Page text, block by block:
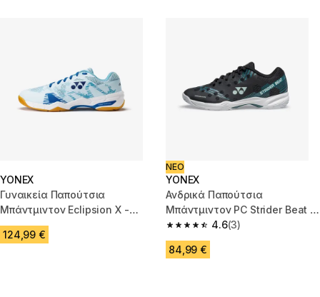
YONEX
Γυναικεία Παπούτσια
Μπάντμιντον Eclipsion X -
Μπλε
124,99 €
ΝΕΟ
YONEX
Ανδρικά Παπούτσια
Μπάντμιντον PC Strider Beat -
Μαύρα
4.6
4.6 out of 5 stars from 3
(3)
84,99 €